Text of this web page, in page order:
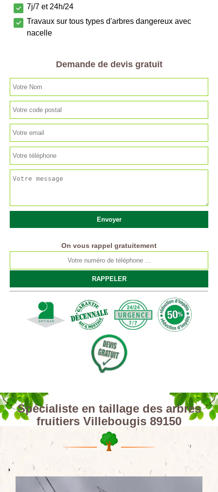
7j/7 et 24h/24
Travaux sur tous types d'arbres dangereux avec
nacelle
Demande de devis gratuit
On vous rappel gratuitement
Spécialiste en taillage des arbres
fruitiers Villebougis 89150